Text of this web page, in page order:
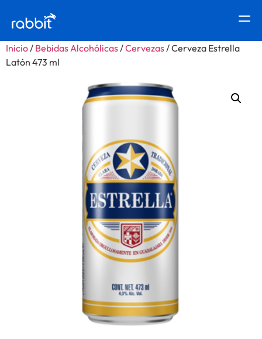
Inicio/ Bebidas Alcohólicas/Cervezas/ Cerveza Estrella
Latón 473 ml